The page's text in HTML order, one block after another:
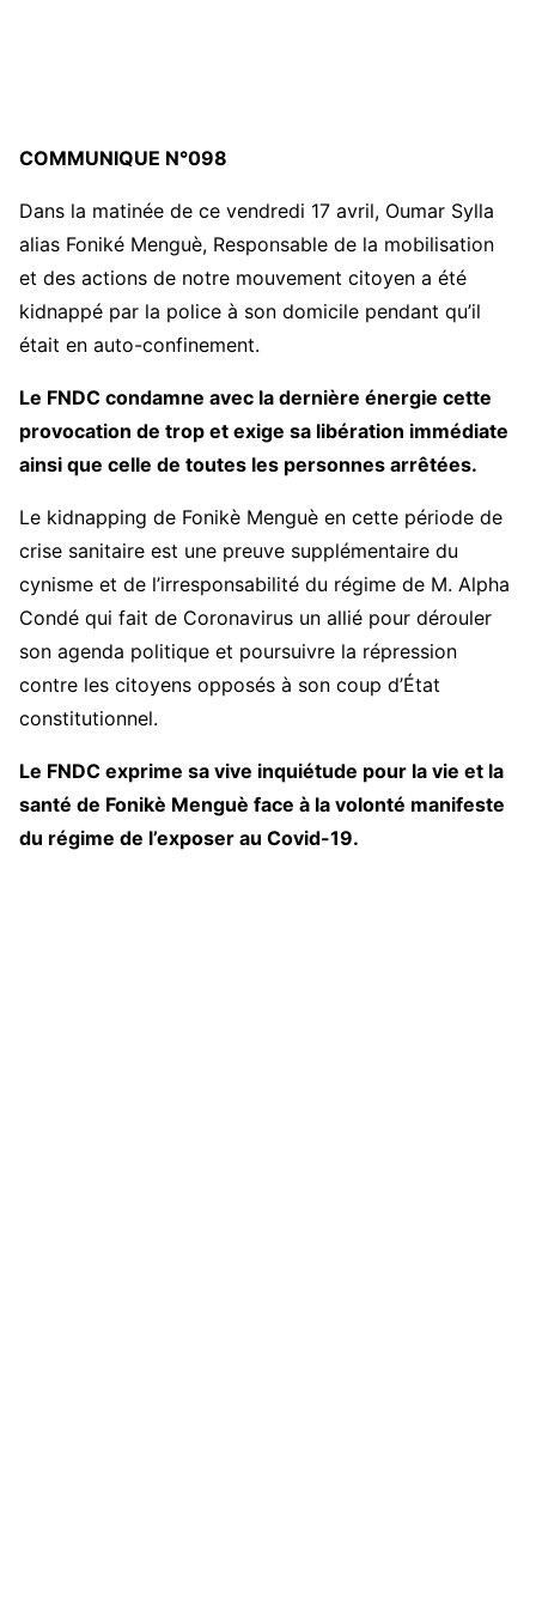
COMMUNIQUE N°098
Dans la matinée de ce vendredi 17 avril, Oumar Sylla
alias Foniké Menguè, Responsable de la mobilisation
et des actions de notre mouvement citoyen a été
kidnappé par la police à son domicile pendant qu’il
était en auto-confinement.
Le FNDC condamne avec la dernière énergie cette
provocation de trop et exige sa libération immédiate
ainsi que celle de toutes les personnes arrêtées.
Le kidnapping de Fonikè Menguè en cette période de
crise sanitaire est une preuve supplémentaire du
cynisme et de l’irresponsabilité du régime de M. Alpha
Condé qui fait de Coronavirus un allié pour dérouler
son agenda politique et poursuivre la répression
contre les citoyens opposés à son coup d’État
constitutionnel.
Le FNDC exprime sa vive inquiétude pour la vie et la
santé de Fonikè Menguè face à la volonté manifeste
du régime de l’exposer au Covid-19.